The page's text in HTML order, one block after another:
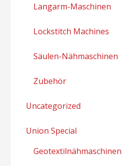
Langarm-Maschinen
Lockstitch Machines
Säulen-Nähmaschinen
Zubehör
Uncategorized
Union Special
Geotextilnähmaschinen